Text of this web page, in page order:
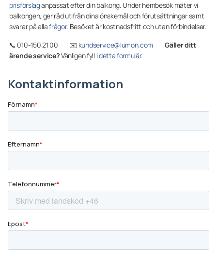
Lumonkoncernen
Support
Kontakta oss
prisförslaganpassat efter din balkong. Under hembesök mäter vi
balkongen, ger råd utifrån dina önskemål och förutsättningar samt
svarar på allafrågor. Besöket är kostnadsfritt och utan förbindelser.
📞 010-150 21 00 ✉️ kundservice@lumon.com
Gäller ditt
ärende service?Vänligen fyll idetta formulär.